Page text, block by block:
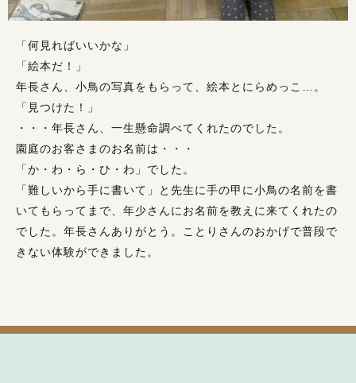
「何見ればいいかな」
「絵本だ！」
年長さん、小鳥の写真をもらって、絵本とにらめっこ…。
「見つけた！」
・・・年長さん、一生懸命調べてくれたのでした。
園庭のお客さまのお名前は・・・
「か・わ・ら・ひ・わ」でした。
「難しいから手に書いて」と先生に手の甲に小鳥の名前を書
いてもらってまで、年少さんにお名前を教えに来てくれたの
でした。年長さんありがとう。ことりさんのおかげで普段で
きない体験ができました。